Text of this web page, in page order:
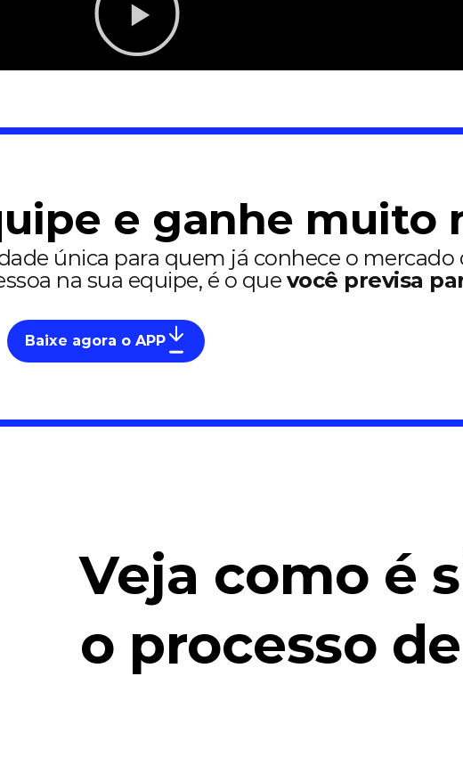
e ganhe muito
única para quem já conhece o mercado
na sua equipe, é o que você previsa
Baixe agora o APP
Veja como é
o processo